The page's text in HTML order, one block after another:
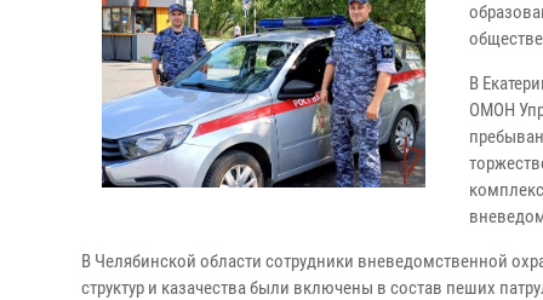
В
ОМОН
В Челябинской области сотрудники вневедомственной
структур и казачества были включены в состав пеших